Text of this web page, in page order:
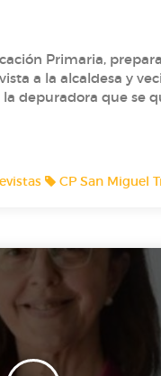
Entrevista al
T1 P8-
E1 P7-
T1 P5- Día de les
SONORA: "LES
Primaria,
a la alcaldesa y
depuradora que se
CP San Miguel